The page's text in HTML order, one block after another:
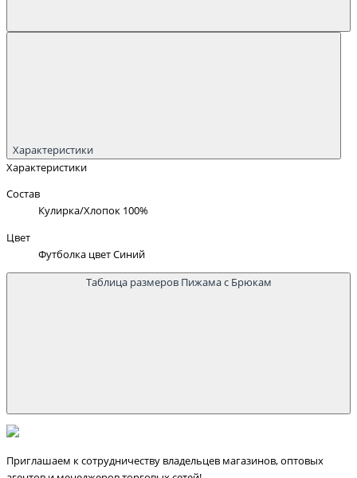
Характеристики
Характеристики
Состав
Кулирка/Хлопок 100%
Цвет
Футболка цвет Синий
Таблица размеров Пижама с Брюкам
Приглашаем к сотрудничеству владельцев магазинов, оптовых